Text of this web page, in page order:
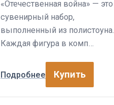
«Отечественная война» — это
сувенирный набор,
выполненный из полистоуна.
Каждая фигура в комп…
Подробнее Купить